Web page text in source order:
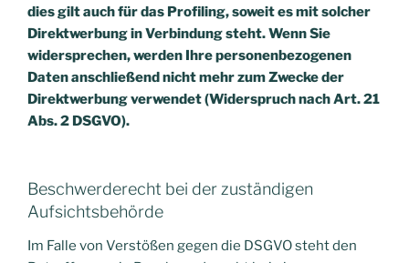
dies gilt auch für das Profiling, soweit es mit solcher
Direktwerbung in Verbindung steht. Wenn Sie
widersprechen, werden Ihre personenbezogenen
Daten anschließend nicht mehr zum Zwecke der
Direktwerbung verwendet (Widerspruch nach Art. 21
Abs. 2 DSGVO).
Beschwerderecht bei der zuständigen
Aufsichtsbehörde
Im Falle von Verstößen gegen die DSGVO steht den